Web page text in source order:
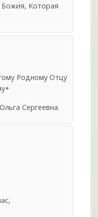
Которая
Родному Отцу
Сергеевна.